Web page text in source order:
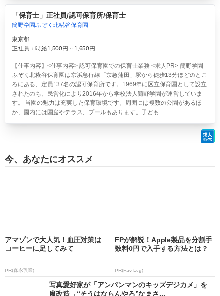
「保育士」正社員/認可保育所/保育士
簡野学園ふぞく北糀谷保育園
東京都
正社員：時給1,500円～1,650円
【仕事内容】<仕事内容> 認可保育園での保育士業務 <求人PR> 簡野学園
ふぞく北糀谷保育園は京浜急行線「京急蒲田」駅から徒歩13分ほどのとこ
ろにある、定員137名の認可保育所です。1969年に区立保育園として設立
されたのち、民営化により2016年から学校法人簡野学園が運営していま
す。 当園の魅力は充実した保育環境です。周囲には複数の公園があるほ
か、園内には園庭やテラス、プールもあります。子ども...
今、あなたにオススメ
アマゾンで大人気！血圧対策は
コーヒーに足してみて
PR(森永乳業)
FPが解説！Apple製品を分割手
数料0円で入手する方法とは？
PR(Fav-Log)
写真愛好家が「アンパンマンのキッズデジカメ」を
魔改造→“そうはならんやろ”なまさ...